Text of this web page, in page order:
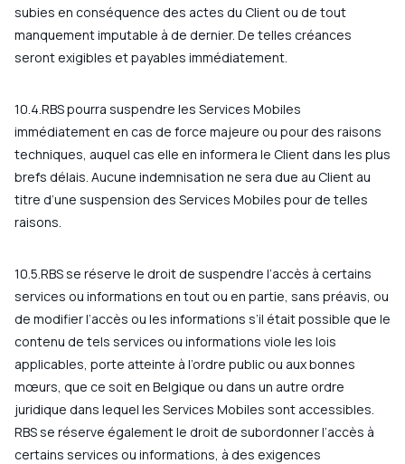
subies en conséquence des actes du Client ou de tout
manquement imputable à de dernier. De telles créances
seront exigibles et payables immédiatement.
10.4.RBS pourra suspendre les Services Mobiles
immédiatement en cas de force majeure ou pour des raisons
techniques, auquel cas elle en informera le Client dans les plus
brefs délais. Aucune indemnisation ne sera due au Client au
titre d’une suspension des Services Mobiles pour de telles
raisons.
10.5.RBS se réserve le droit de suspendre l’accès à certains
services ou informations en tout ou en partie, sans préavis, ou
de modifier l’accès ou les informations s’il était possible que le
contenu de tels services ou informations viole les lois
applicables, porte atteinte à l’ordre public ou aux bonnes
mœurs, que ce soit en Belgique ou dans un autre ordre
juridique dans lequel les Services Mobiles sont accessibles.
RBS se réserve également le droit de subordonner l’accès à
certains services ou informations, à des exigences